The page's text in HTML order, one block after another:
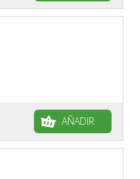
AÑADIR